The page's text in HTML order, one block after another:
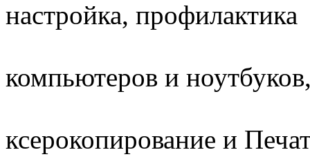
настройка, профилактика
компьютеров и
ксерокопирование и